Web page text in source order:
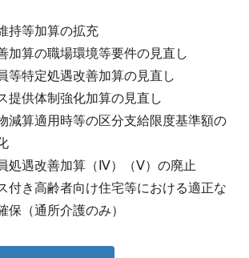
持等加算の拡充
加算の職場環境等要件の見直し
等特定処遇改善加算の見直し
提供体制強化加算の見直し
減算適用時等の区分支給限度基準額の
処遇改善加算（Ⅳ）（Ⅴ）の廃止
付き高齢者向け住宅等における適正な
保（通所介護のみ）